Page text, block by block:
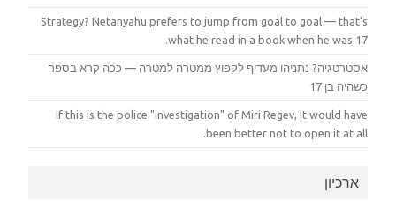
Strategy? Netanyahu prefers to jump from goal to goal — that's
what he read in a book when he was 17.
אסטרטגיה? נתניהו מעדיף לקפוץ ממטרה למטרה — ככה קרא בספר
כשהיה בן 17
If this is the police "investigation" of Miri Regev, it would have
been better not to open it at all.
ארכיון